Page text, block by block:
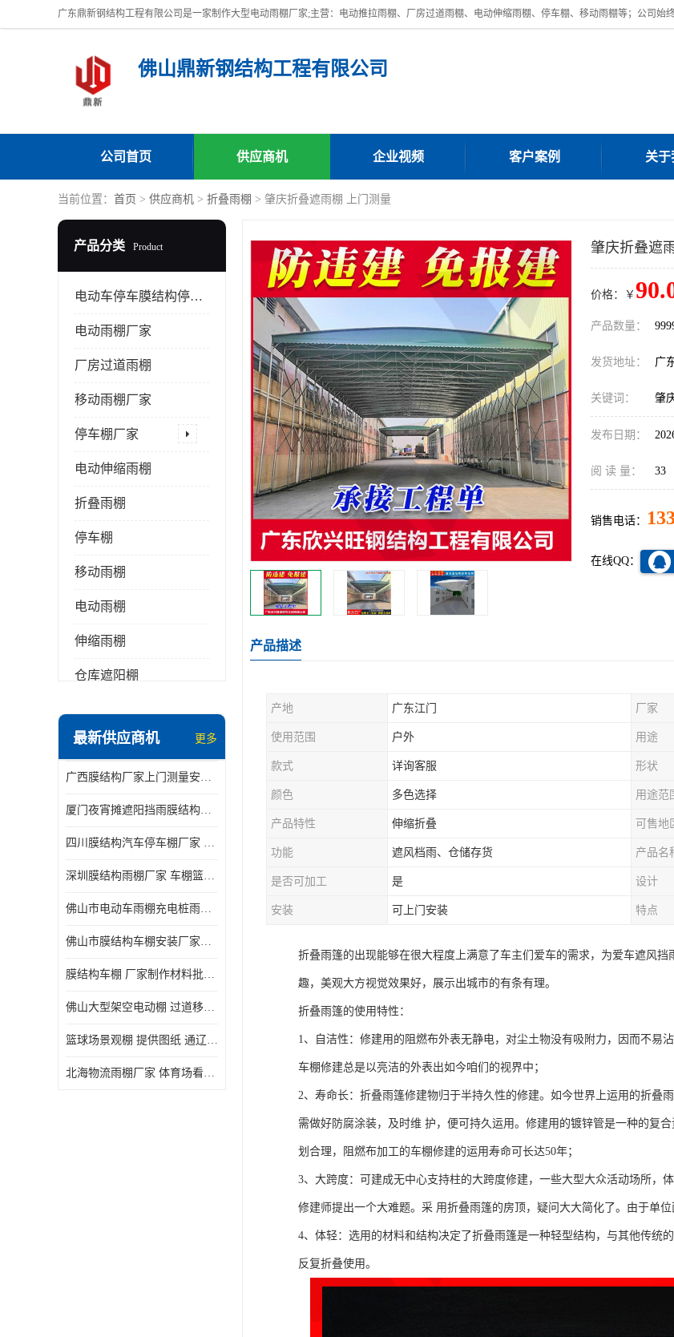
佛山鼎新钢结构工程有限公司
公司首页 供应商机 企业视频 客户案例 关于
当前位置： 首页 > 供应商机 > 折叠雨棚 > 肇庆折叠遮雨棚 上门测量
产品分类 Product
电动车停车膜结构停车棚
电动雨棚厂家
厂房过道雨棚
移动雨棚厂家
停车棚厂家
电动伸缩雨棚
折叠雨棚
停车棚
移动雨棚
电动雨棚
伸缩雨棚
仓库遮阳棚
电动推拉雨棚
膜结构停景观棚
最新供应商机 更多
广西膜结构厂家上门测量安装发货，厂家发货没有差价
厦门夜宵摊遮阳挡雨膜结构雨棚设计 上门测量 款式多
四川膜结构汽车停车棚厂家 款式多 提供报价
深圳膜结构雨棚厂家 车棚篮球场体育看台 规格多样
佛山市电动车雨棚充电桩雨棚小区电动车棚
佛山市膜结构车棚安装厂家发货安装
膜结构车棚 厂家制作材料批发安装一体式工厂
佛山大型架空电动棚 过道移动雨蓬 屋轨道悬空棚免费测量
篮球场景观棚 提供图纸 通辽膜结构厂家
北海物流雨棚厂家 体育场看台雨棚 价格优惠
肇庆折叠遮
价格：￥
产品数量：
发货地址： 广
关键词： 肇
发布日期：
阅 读 量： 33
销售电话：
在线QQ：
产品描述
产地 广东江门 厂家
使用范围 户外 用途
款式 详询客服 形状
颜色 多色选择 用途范
产品特性 伸缩折叠 可售地
功能 遮风档雨、仓储存货 产品名
是否可加工 是 设计
安装 可上门安装 特点
折叠雨篷的出现能够在很大程度上满意了车主们爱车的需求，为爱车遮风
趣，美观大方视觉效果好，展示出城市的有条有理。
折叠雨篷的使用特性：
1、自洁性：修建用的阻燃布外表无静电，对尘土物没有吸附力，因而不易
车棚修建总是以亮洁的外表出如今咱们的视界中；
2、寿命长：折叠雨篷修建物归于半持久性的修建。如今世界上运用的折叠
需做好防腐涂装，及时维 护，便可持久运用。修建用的镀锌管是一种的复
划合理，阻燃布加工的车棚修建的运用寿命可长达50年；
3、大跨度：可建成无中心支持柱的大跨度修建，一些大型大众活动场所，
修建师提出一个大难题。采 用折叠雨篷的房顶，疑问大大简化了。由于单
4、体轻：选用的材料和结构决定了折叠雨篷是一种轻型结构，与其他传统
反复折叠使用。